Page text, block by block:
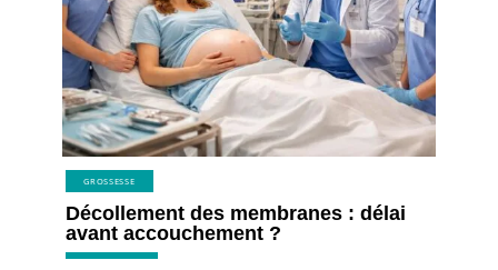
GROSSESSE
Décollement des membranes : délai
avant accouchement ?